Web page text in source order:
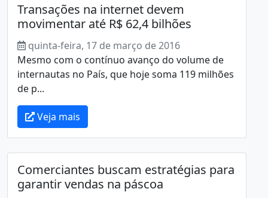
Transações na internet devem
movimentar até R$ 62,4 bilhões
quinta-feira, 17 de março de 2016
Mesmo com o contínuo avanço do volume de
internautas no País, que hoje soma 119 milhões
de p...
Veja mais
Comerciantes buscam estratégias para
garantir vendas na páscoa